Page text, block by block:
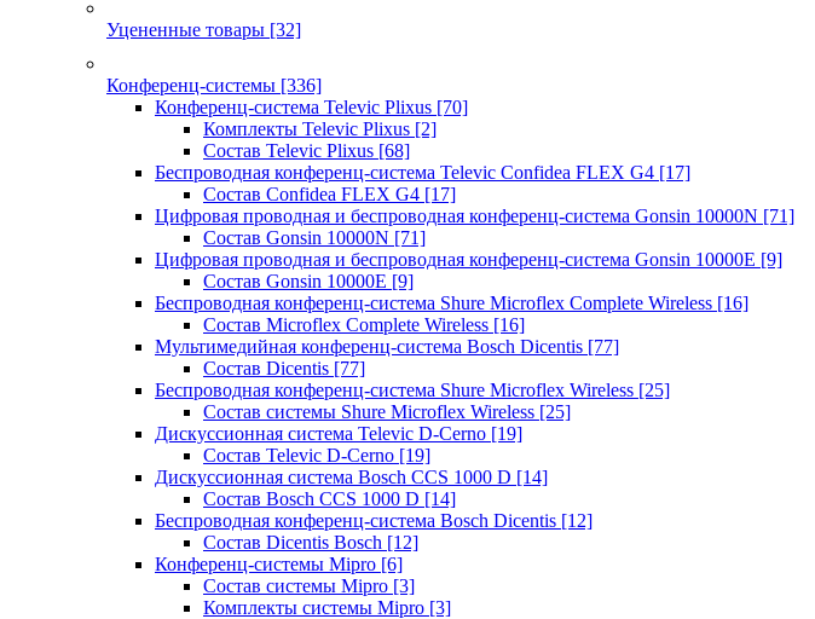
Уцененные товары [32]
Конференц-системы [336]
Конференц-система Televic Plixus [70]
Комплекты Televic Plixus [2]
Состав Televic Plixus [68]
Беспроводная конференц-система Televic Confidea FLEX G4 [17]
Состав Confidea FLEX G4 [17]
Цифровая проводная и беспроводная конференц-система Gonsin 10000N [71]
Состав Gonsin 10000N [71]
Цифровая проводная и беспроводная конференц-система Gonsin 10000E [9]
Состав Gonsin 10000E [9]
Беспроводная конференц-система Shure Microflex Complete Wireless [16]
Состав Microflex Complete Wireless [16]
Мультимедийная конференц-система Bosch Dicentis [77]
Состав Dicentis [77]
Беспроводная конференц-система Shure Microflex Wireless [25]
Состав системы Shure Microflex Wireless [25]
Дискуссионная система Televic D-Cerno [19]
Состав Televic D-Cerno [19]
Дискуссионная система Bosch CCS 1000 D [14]
Состав Bosch CCS 1000 D [14]
Беспроводная конференц-система Bosch Dicentis [12]
Состав Dicentis Bosch [12]
Конференц-системы Mipro [6]
Состав системы Mipro [3]
Комплекты системы Mipro [3]